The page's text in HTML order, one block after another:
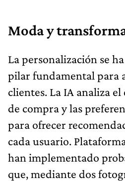
Moda y
La personalización se
pilar fundamental para
clientes. La IA analiza
de compra y las
para ofrecer
cada usuario.
han implementado
que, mediante dos